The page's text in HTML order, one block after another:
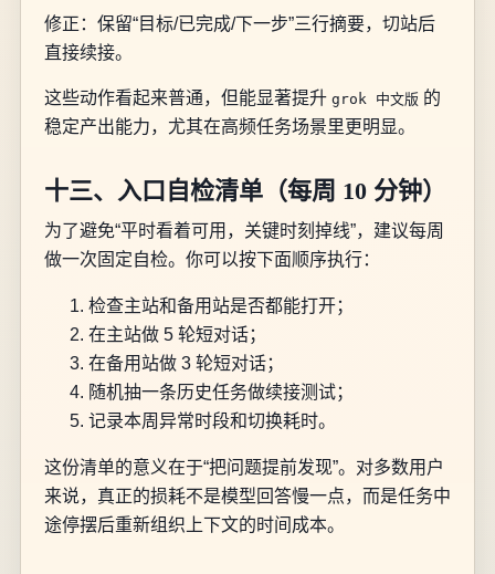
修正：保留“目标/已完成/下一步”三行摘要，切站后
直接续接。
这些动作看起来普通，但能显著提升 grok 中文版 的
稳定产出能力，尤其在高频任务场景里更明显。
十三、入口自检清单（每周 10 分钟）
为了避免“平时看着可用，关键时刻掉线”，建议每周
做一次固定自检。你可以按下面顺序执行：
检查主站和备用站是否都能打开；
在主站做 5 轮短对话；
在备用站做 3 轮短对话；
随机抽一条历史任务做续接测试；
记录本周异常时段和切换耗时。
这份清单的意义在于“把问题提前发现”。对多数用户
来说，真正的损耗不是模型回答慢一点，而是任务中
途停摆后重新组织上下文的时间成本。